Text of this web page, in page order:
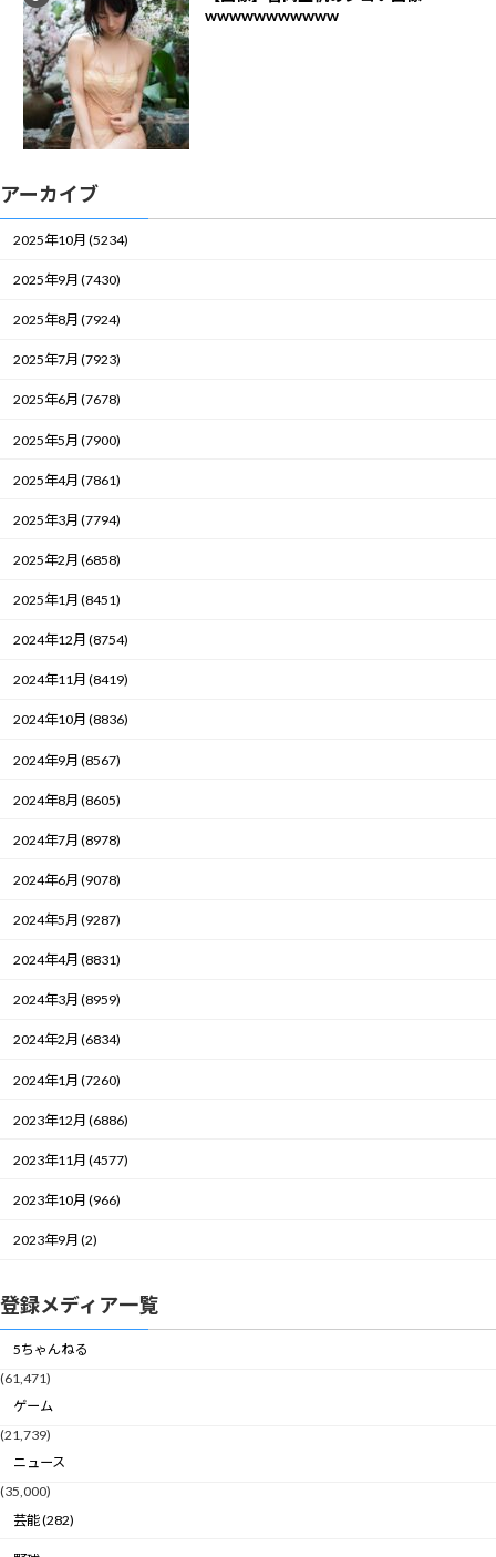
wwwwwwwwwww
アーカイブ
2025年10月 (5234)
2025年9月 (7430)
2025年8月 (7924)
2025年7月 (7923)
2025年6月 (7678)
2025年5月 (7900)
2025年4月 (7861)
2025年3月 (7794)
2025年2月 (6858)
2025年1月 (8451)
2024年12月 (8754)
2024年11月 (8419)
2024年10月 (8836)
2024年9月 (8567)
2024年8月 (8605)
2024年7月 (8978)
2024年6月 (9078)
2024年5月 (9287)
2024年4月 (8831)
2024年3月 (8959)
2024年2月 (6834)
2024年1月 (7260)
2023年12月 (6886)
2023年11月 (4577)
2023年10月 (966)
2023年9月 (2)
登録メディア一覧
5ちゃんねる
(61,471)
ゲーム
(21,739)
ニュース
(35,000)
芸能 (282)